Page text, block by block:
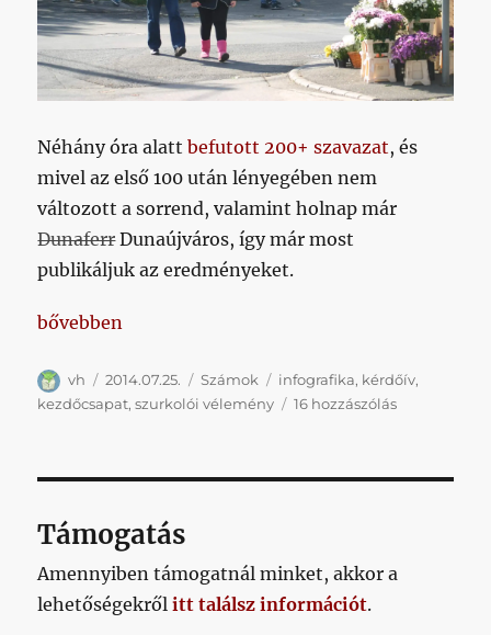
Néhány óra alattbefutott 200+ szavazat, és
mivel az első 100 után lényegében nem
változott a sorrend, valamint holnap már
DunaferrDunaújváros, így már most
publikáljuk az eredményeket.
„Itt a Nagy Közös Kezdőcsapat”
bővebben
Szerző
vh Közzétéve
2014.07.25. Kategória
Számok Címke
infografika, kérdőív,
kezdőcsapat,szurkolói vélemény 16 hozzászólásItt
Támogatás
Amennyiben támogatnál minket, akkor a
lehetőségekrőlitt találsz információt.